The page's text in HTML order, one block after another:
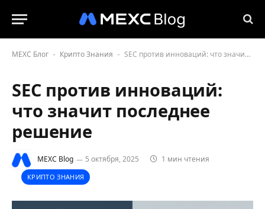
MEXC Блог - Крипто Знания - SEC против инноваций: что значит последнее решение
SEC против инноваций:
что значит последнее
решение
MEXC Blog 5 октября, 2025 1 мин чтения
КРИПТО ЗНАНИЯ